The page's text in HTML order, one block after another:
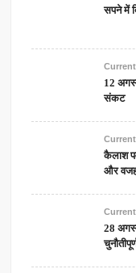
सपने में
12
संकट
कैलाश
और
28